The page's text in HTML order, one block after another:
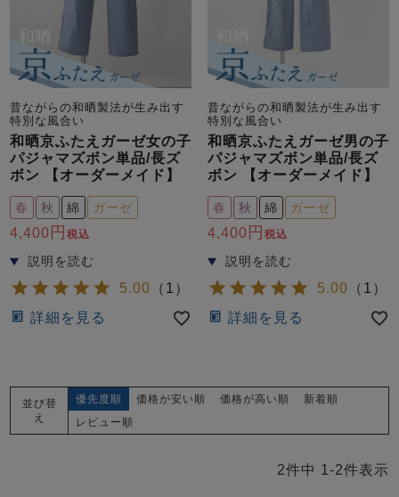
春 夏 秋 冬
ガールズパジャマ
ボーイズパジャマ
柄物
売れ筋ランキング
新着商品
インナーウェア
売れ筋ランキング
- Item Ranking -
新着商品
- New Arrival -
目的別でさがす一覧はこちら
すべてのメン
パジャマ
半袖
SDGsの取り組み
昔ながらの和晒製法が生み出す
特別な風合い
和晒京ふたえガーゼ女の子
パジャマズボン単品/長ズ
ボン 【オーダーメイド】
春 秋 綿 ガーゼ
4,400 税込
5.00 （ 1 ）
詳細を見る
昔ながらの和晒製法が生み出す
特別な風合い
和晒京ふたえガーゼ男の子
パジャマズボン単品/長ズ
ボン 【オーダーメイド】
春 秋 綿 ガーゼ
4,400 税込
5.00 （ 1 ）
詳細を見る
並び替
え
優先度順 価格が安い順 価格が高い順
新着順
レビュー順
2件中 1 -2件表示